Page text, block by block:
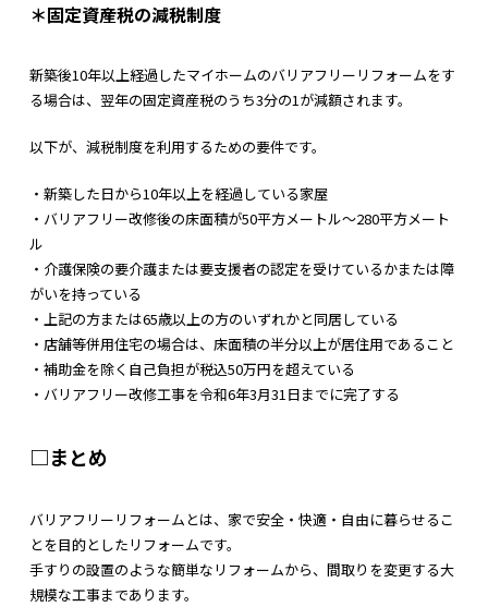
＊固定資産税の減税制度
新築後10年以上経過したマイホームのバリアフリーリフォームをす
る場合は、翌年の固定資産税のうち3分の1が減額されます。
以下が、減税制度を利用するための要件です。
・新築した日から10年以上を経過している家屋
・バリアフリー改修後の床面積が50平方メートル～280平方メート
ル
・介護保険の要介護または要支援者の認定を受けているかまたは障
がいを持っている
・上記の方または65歳以上の方のいずれかと同居している
・店舗等併用住宅の場合は、床面積の半分以上が居住用であること
・補助金を除く自己負担が税込50万円を超えている
・バリアフリー改修工事を令和6年3月31日までに完了する
□まとめ
バリアフリーリフォームとは、家で安全・快適・自由に暮らせるこ
とを目的としたリフォームです。
手すりの設置のような簡単なリフォームから、間取りを変更する大
規模な工事まであります。